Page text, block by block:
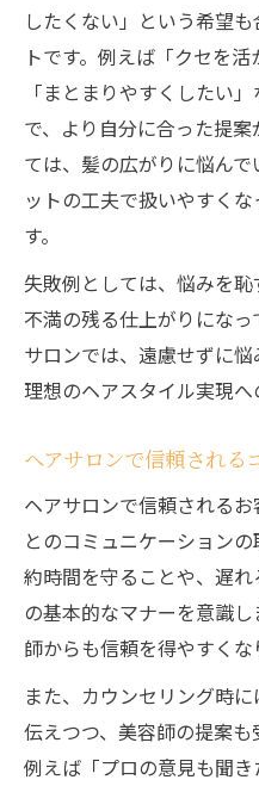
したくない」という希望
トです。例えば「クセを活
「まとまりやすくしたい
で、より自分に合った提
ては、髪の広がりに悩ん
ットの工夫で扱いやすく
す。
失敗例としては、悩みを
不満の残る仕上がりにな
サロンでは、遠慮せずに
理想のヘアスタイル実現へ
ヘアサロンで信頼される
ヘアサロンで信頼される
とのコミュニケーション
約時間を守ることや、遅
の基本的なマナーを意識
師からも信頼を得やすくな
また、カウンセリング時
伝えつつ、美容師の提案も
例えば「プロの意見も聞